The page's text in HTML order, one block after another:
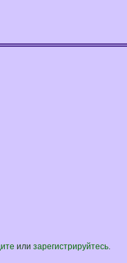
илизарегистрируйтесь